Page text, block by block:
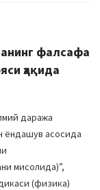
фалсафа
ҳақида
даража
ёндашув асосида
мисолида)”,
(физика)